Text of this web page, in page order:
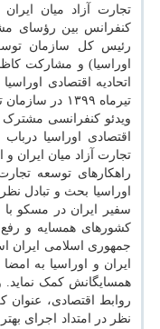
تجارت آزاد میان ایران
کنفرانس بین رؤسای
رئیس کل سازمان
اوراسیا) و مشارکت
اتحادیه اقتصادی
تیرماه ۱۳۹۹
ویدئو کنفرانسی مشترک
اقتصادی اوراسیا
تجارت آزاد میان ایران
راهکارهای توسعه
اوراسیا بحث و تبادل
سفیر ایران در مسکو با
کشورهای همسایه و
جمهوری اسلامی ایران
ایران و اوراسیا به
همسایگانش کمک نماید.
روابط اقتصادی، عنوان
نظر در امتداد اجرای